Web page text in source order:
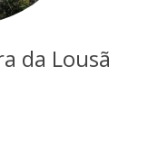
da Lousã